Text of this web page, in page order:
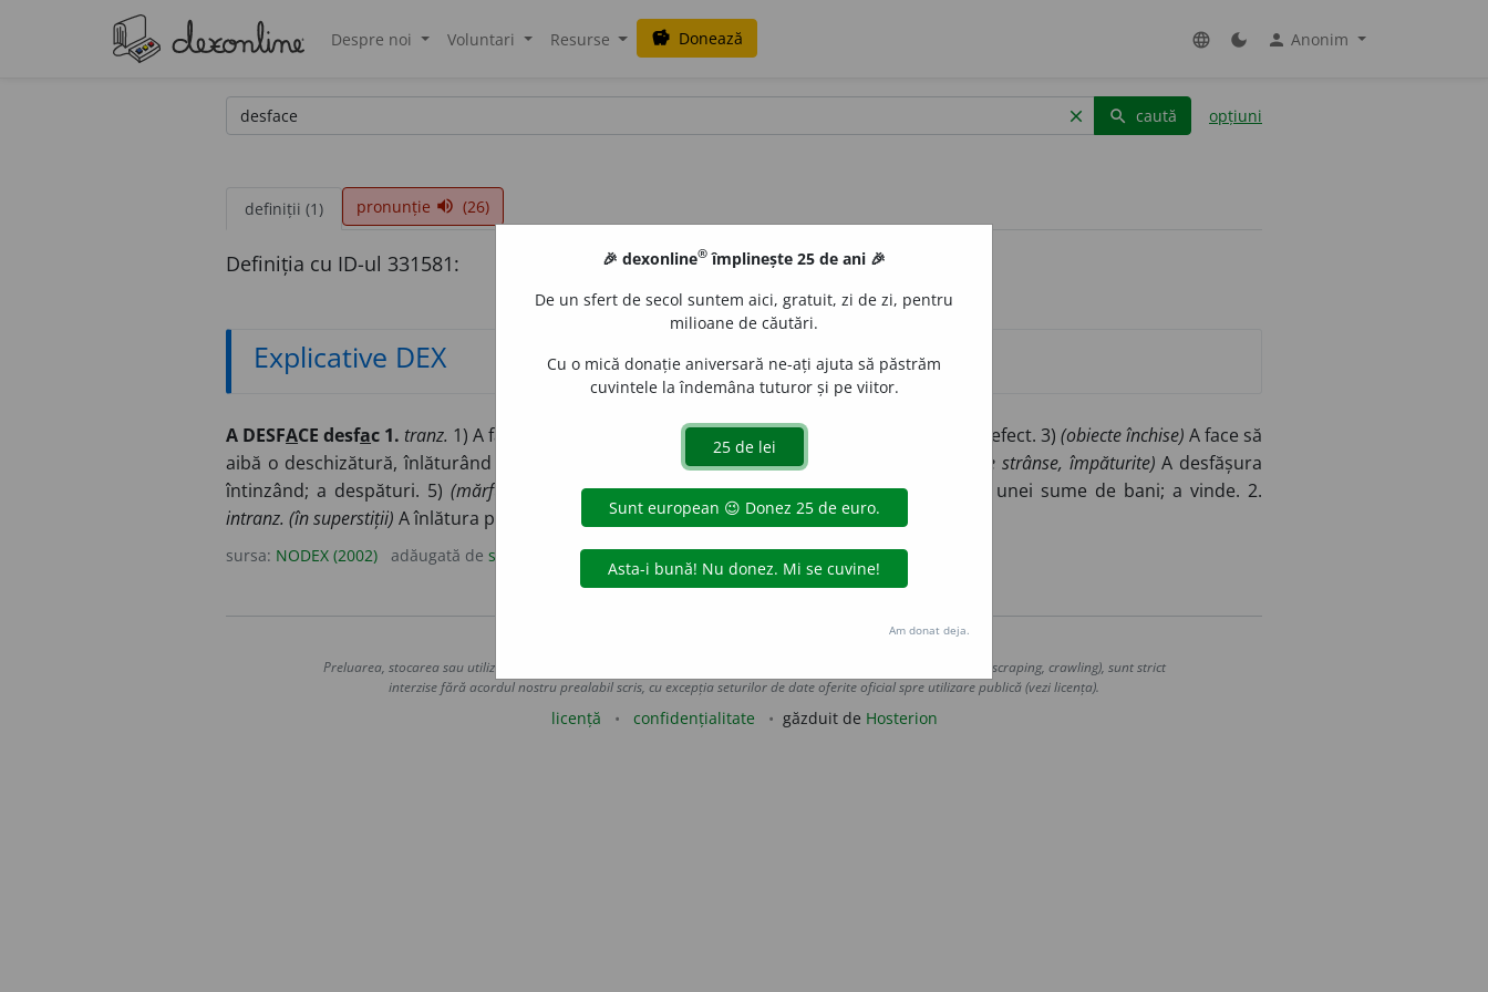
Despre noi Voluntari Resurse savings Donează language dark_mode person Anonim
clear search caută opțiuni
definiții (1) pronunție volume_up (26)
Definiția cu ID-ul 331581:
Explicative DEX
A DESFACE desfac 1. tranz. 1) A face să se desfacă. 2) (contracte, tranzacții) A declara nul, fără efect. 3) (obiecte închise) A face să
aibă o deschizătură, înlăturând piesa corespunzătoare.~ un plic. ~ un pachet. (obiecte strânse, împăturite) A desfășura
întinzând; a despături. 5) (mărfuri)
A transmite în proprietate unui achizitor în schimbul unei sume de bani; a vinde. 2.
intranz. (în superstiții) A înlătura prin descântece efectul vrăjilor. /<lat.disfacere
sursa: NODEX (2002) adăugată de siveco acțiuni
Preluarea, stocarea sau utilizarea datelor de pe acest site, inclusiv prin orice metode de extragere automată (web scraping, crawling), sunt strict
interzise fără acordul nostru prealabil scris, cu excepția seturilor de date oferite oficial spre utilizare publică (vezi licența).
licență confidențialitate găzduit de Hosterion
🎉 dexonline® împlinește 25 de ani 🎉
De un sfert de secol suntem aici, gratuit, zi de zi, pentru
milioane de căutări.
Cu o mică donație aniversară ne-ați ajuta să păstrăm
cuvintele la îndemâna tuturor și pe viitor.
Am donat deja.